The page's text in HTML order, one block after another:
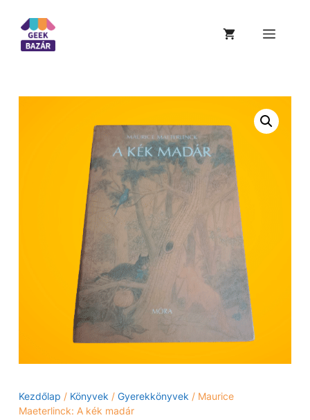
Kezdőlap / Könyvek / Gyerekkönyvek / Maurice
Maeterlinck: A kék madár